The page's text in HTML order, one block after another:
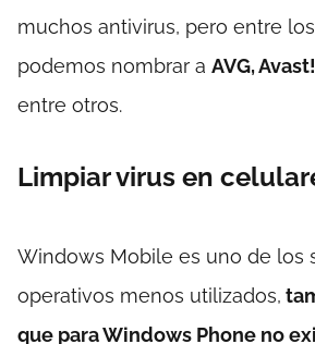
muchos antivirus, pero entre
podemos nombrar a AVG,
entre otros.
Limpiar virus en
Windows Mobile es uno de los
operativos menos utilizados,
que para Windows Phone no